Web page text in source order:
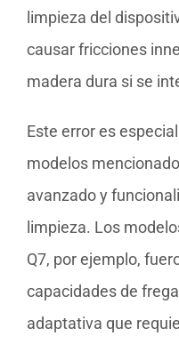
limpieza del
causar fricciones
madera dura si se
Este error es
modelos
avanzado y
limpieza. Los
Q7, por ejemplo,
capacidades de
adaptativa que